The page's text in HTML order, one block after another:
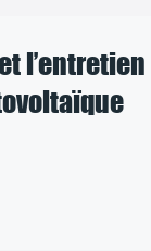
l’entretien